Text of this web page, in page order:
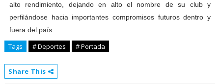
alto rendimiento, dejando en alto el nombre de su club y
perfilándose hacia importantes compromisos futuros dentro y
fuera del país.
Tags # Deportes # Portada
Share This